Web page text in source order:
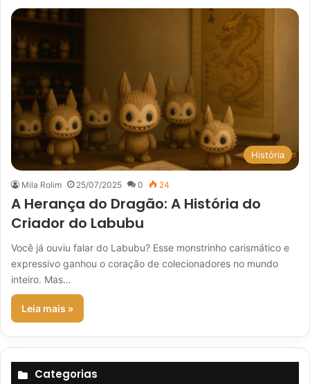
História
Mila Rolim 25/07/2025 0 24
A Herança do Dragão: A História do
Criador do Labubu
Você já ouviu falar do Labubu? Esse monstrinho carismático e
expressivo ganhou o coração de colecionadores no mundo
inteiro. Mas…
Leia mais »
Categorias